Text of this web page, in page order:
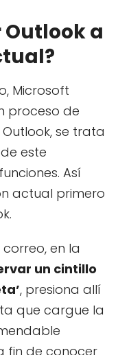
a
Microsoft
proceso de
se trata
este
Así
actual primero
en la
un cintillo
, presiona allí
que cargue la
fin de conocer